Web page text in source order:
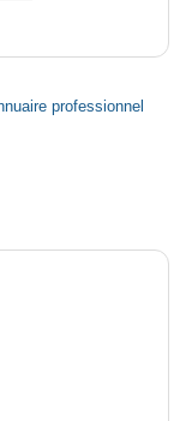
professionnel